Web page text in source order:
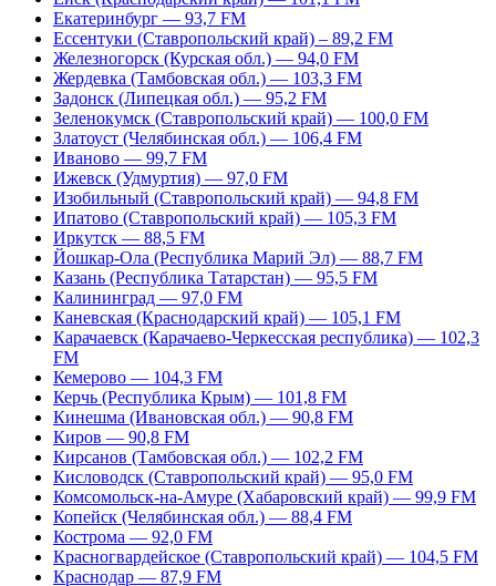
Екатеринбург — 93,7 FM
Ессентуки (Ставропольский край) – 89,2 FM
Железногорск (Курская обл.) — 94,0 FM
Жердевка (Тамбовская обл.) — 103,3 FM
Задонск (Липецкая обл.) — 95,2 FM
Зеленокумск (Ставропольский край) — 100,0 FM
Златоуст (Челябинская обл.) — 106,4 FM
Иваново — 99,7 FM
Ижевск (Удмуртия) — 97,0 FM
Изобильный (Ставропольский край) — 94,8 FM
Ипатово (Ставропольский край) — 105,3 FM
Иркутск — 88,5 FM
Йошкар-Ола (Республика Марий Эл) — 88,7 FM
Казань (Республика Татарстан) — 95,5 FM
Калининград — 97,0 FM
Каневская (Краснодарский край) — 105,1 FM
Карачаевск (Карачаево-Черкесская республика) — 102,3
FM
Кемерово — 104,3 FM
Керчь (Республика Крым) — 101,8 FM
Кинешма (Ивановская обл.) — 90,8 FM
Киров — 90,8 FM
Кирсанов (Тамбовская обл.) — 102,2 FM
Кисловодск (Ставропольский край) — 95,0 FM
Комсомольск-на-Амуре (Хабаровский край) — 99,9 FM
Копейск (Челябинская обл.) — 88,4 FM
Кострома — 92,0 FM
Красногвардейское (Ставропольский край) — 104,5 FM
Краснодар — 87,9 FM